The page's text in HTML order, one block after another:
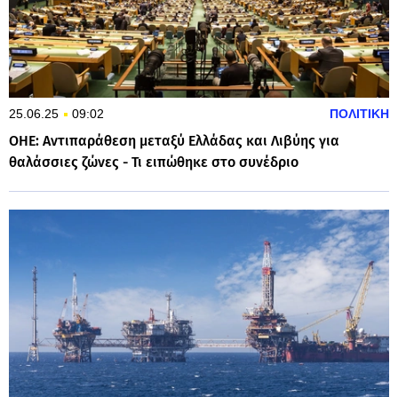
25.06.25 09:02 ΠΟΛΙΤΙΚΗ
ΟΗΕ: Αντιπαράθεση μεταξύ Ελλάδας και Λιβύης για
θαλάσσιες ζώνες - Τι ειπώθηκε στο συνέδριο